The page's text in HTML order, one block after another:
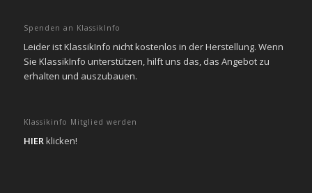
Spenden an KlassikInfo
Leider ist KlassikInfo nicht kostenlos in der Herstellung. Wenn
Sie KlassikInfo unterstützen, hilft uns das, das Angebot zu
erhalten und auszubauen.
Klassikinfo Mitglied werden
HIERklicken!